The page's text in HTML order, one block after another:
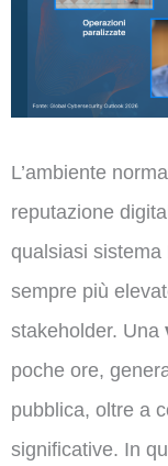
L’ambiente
reputazione
qualsiasi sistema
sempre più
stakeholder. Una
poche ore,
pubblica, oltre a
significative. In